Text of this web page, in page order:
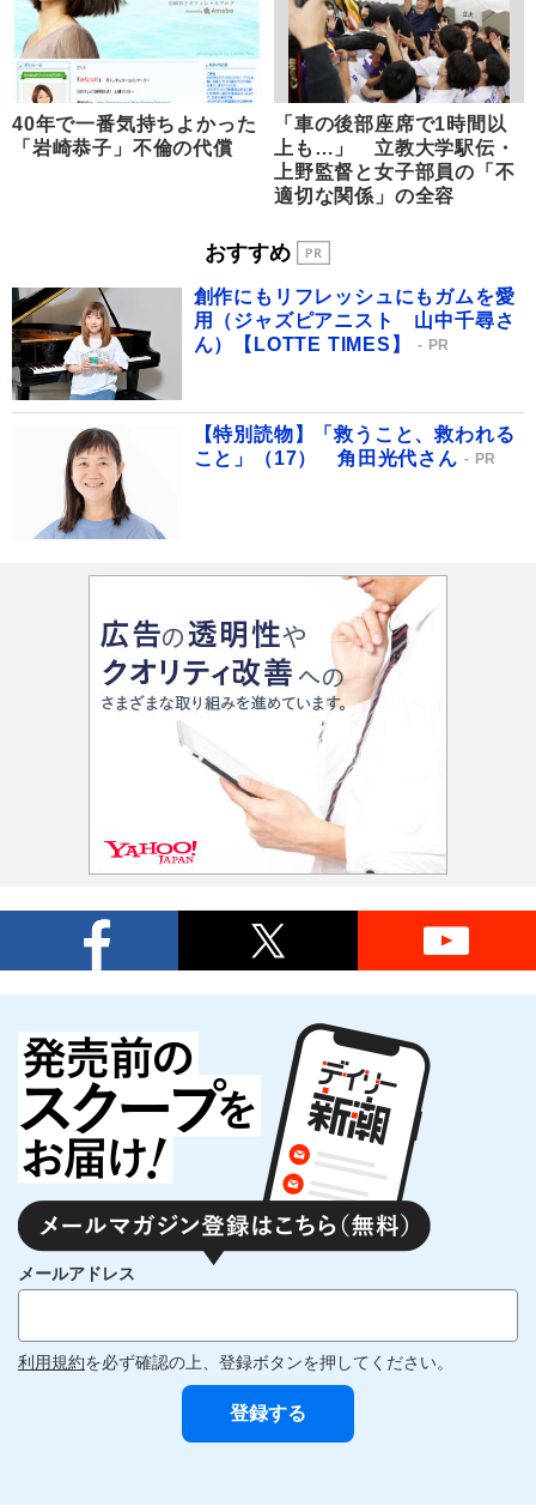
40年で一番気持ちよかった
「岩崎恭子」不倫の代償
「車の後部座席で1時間以
上も…」 立教大学駅伝・
上野監督と女子部員の「不
適切な関係」の全容
おすすめ
創作にもリフレッシュにもガムを愛
用（ジャズピアニスト 山中千尋さ
ん）【LOTTE TIMES】
PR
【特別読物】「救うこと、救われる
こと」（17） 角田光代さん
PR
メールアドレス
利用規約を必ず確認の上、登録ボタンを押してください。